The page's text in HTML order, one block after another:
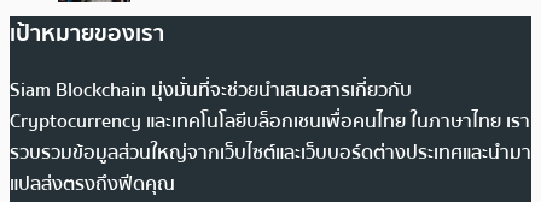
เป้าหมายของเรา
Siam Blockchain มุ่งมั่นที่จะช่วยนำเสนอสารเกี่ยวกับ
Cryptocurrency และเทคโนโลยีบล็อกเชนเพื่อคนไทย ในภาษาไทย เรา
รวบรวมข้อมูลส่วนใหญ่จากเว็บไซต์และเว็บบอร์ดต่างประเทศและนำมา
แปลส่งตรงถึงฟีดคุณ